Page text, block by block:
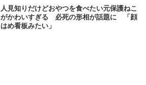
人見知りだけどおやつを食べたい元保護ねこ
がかわいすぎる 必死の形相が話題に 「顔
はめ看板みたい」